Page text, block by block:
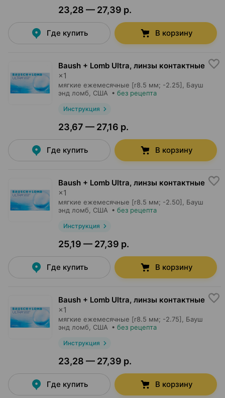
23,28 — 27,39 р.
Где купить В корзину
Baush + Lomb Ultra, линзы контактные
×1
мягкие ежемесячные [r8.5 мм; -2.25],
Бауш
энд ломб , США • без рецепта
Инструкция
23,67 — 27,16 р.
Где купить В корзину
Baush + Lomb Ultra, линзы контактные
×1
мягкие ежемесячные [r8.5 мм; -2.50],
Бауш
энд ломб , США • без рецепта
Инструкция
25,19 — 27,39 р.
Где купить В корзину
Baush + Lomb Ultra, линзы контактные
×1
мягкие ежемесячные [r8.5 мм; -2.75],
Бауш
энд ломб , США • без рецепта
Инструкция
23,28 — 27,39 р.
Где купить В корзину